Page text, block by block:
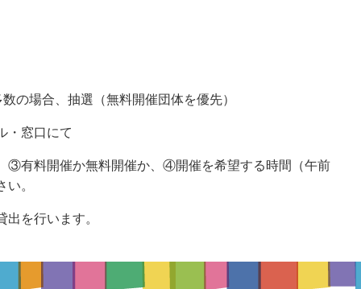
場合、抽選（無料開催団体を優先）
・窓口にて
有料開催か無料開催か、④開催を希望する時間（午前
。
を行います。